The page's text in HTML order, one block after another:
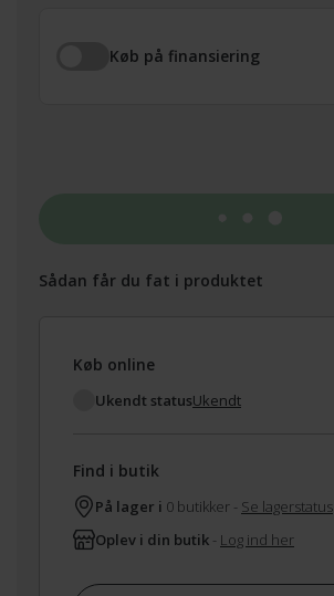
Køb på finansiering
Sådan får du fat i produktet
Køb online
Ukendt statusUkendt
Find i butik
På lager i 0 butikker - Se lagerstatus
Oplev i din butik - Log ind her